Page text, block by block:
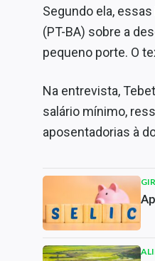
Segundo ela,
(PT-BA) sobre a
pequeno porte. O
Na entrevista,
salário mínimo,
aposentadorias à